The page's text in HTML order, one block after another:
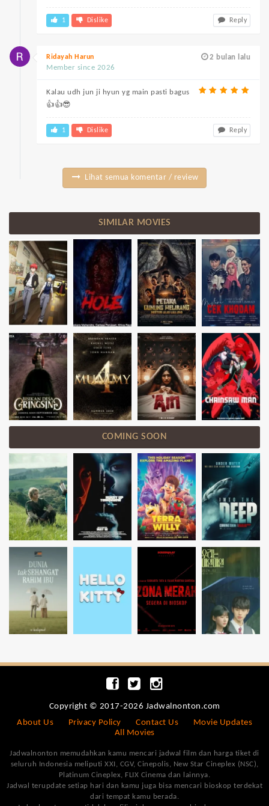
1 Dislike Reply
2 bulan lalu
Ridayah Harun
Member since 2026
Kalau udh jun ji hyun yg main pasti bagus
👍👍😎
1 Dislike Reply
Lihat semua komentar / review
SIMILAR MOVIES
COMING SOON
Copyright © 2017-2026 Jadwalnonton.com
About Us
Privacy Policy Contact Us
Movie Updates
All Movies
Jadwalnonton memudahkan kamu mencari jadwal film dan harga tiket di
seluruh Indonesia meliputi XXI, CGV, Cinepolis, New Star Cineplex (NSC),
Platinum Cineplex, FLIX Cinema dan lainnya.
Jadwal terupdate setiap hari dan kamu juga bisa mencari bioskop terdekat
dari tempat kamu berada.